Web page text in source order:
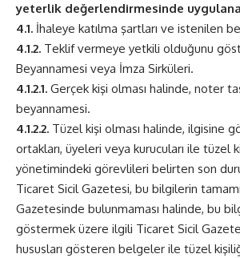
yeterlik değerlendirmesinde
4.1. İhaleye katılma şartları ve istenilen
4.1.2. Teklif vermeye yetkili olduğunu
Beyannamesi veya İmza Sirküleri.
4.1.2.1. Gerçek kişi olması halinde, noter
beyannamesi.
4.1.2.2. Tüzel kişi olması halinde, ilgisine
ortakları, üyeleri veya kurucuları ile tüzel
yönetimindeki görevlileri belirten son
Ticaret Sicil Gazetesi, bu bilgilerin
Gazetesinde bulunmaması halinde, bu
göstermek üzere ilgili Ticaret Sicil
hususları gösteren belgeler ile tüzel